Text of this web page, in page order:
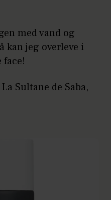
med vand og
kan jeg overleve i
face!
Sultane de Saba,